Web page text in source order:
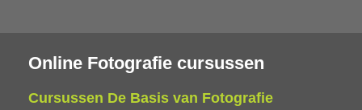
Online Fotografie cursussen
Cursussen De Basis van Fotografie